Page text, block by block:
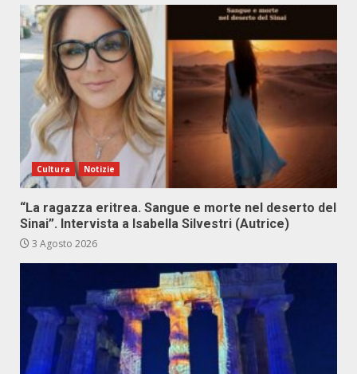
Cultura Notizie
“La ragazza eritrea. Sangue e morte nel deserto del
Sinai”. Intervista a Isabella Silvestri (Autrice)
3 Agosto 2026